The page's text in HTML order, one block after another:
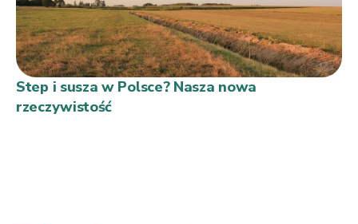
Step i susza w Polsce? Nasza nowa
rzeczywistość